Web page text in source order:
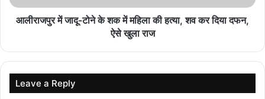
कार्यक्रम की अध्यक्षता
August 5, 2026
आलीराजपुर में जादू-टोने के शक में महिला की हत्या, शव कर दिया दफन,
ऐसे खुला राज
Leave a Reply